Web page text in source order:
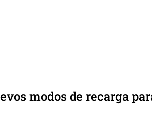
modos de recarga